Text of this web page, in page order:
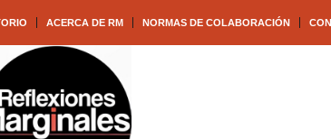
ACERCA DE RM NORMAS DE COLABORACIÓN